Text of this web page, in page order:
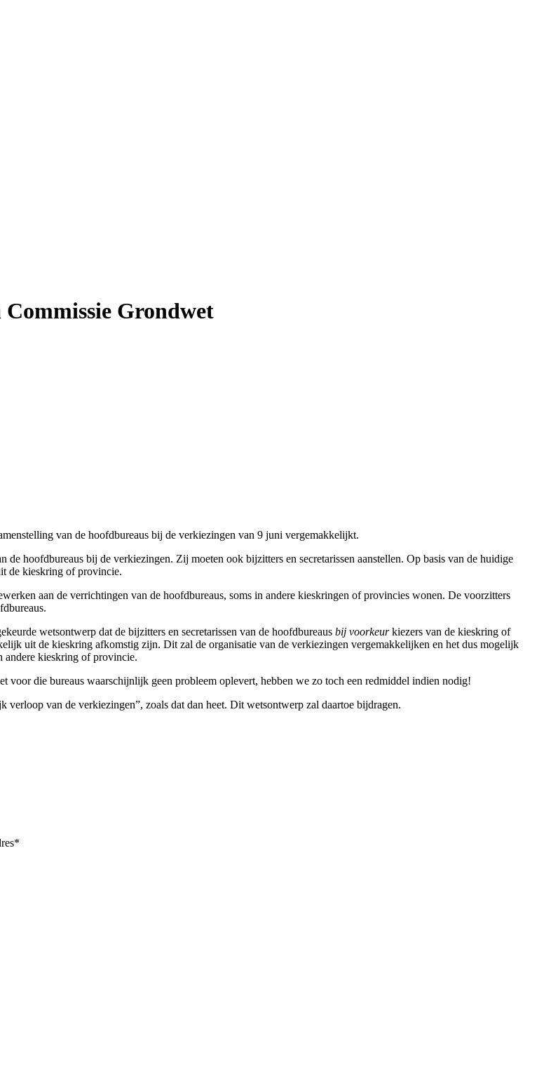
Grondwet
van de hoofdbureaus bij de verkiezingen van 9 juni vergemakkelijkt.
de hoofdbureaus bij de verkiezingen. Zij moeten ook bijzitters en secretarissen aanstellen. Op basis van de huidige
de kieskring of provincie.
aan de verrichtingen van de hoofdbureaus, soms in andere kieskringen of provincies wonen. De voorzitters
wetsontwerp dat de bijzitters en secretarissen van de hoofdbureaus bij voorkeurkiezers van de kieskring of
uit de kieskring afkomstig zijn. Dit zal de organisatie van de verkiezingen vergemakkelijken en het dus mogelijk
andere kieskring of provincie.
voor die bureaus waarschijnlijk geen probleem oplevert, hebben we zo toch een redmiddel indien nodig!
van de verkiezingen”, zoals dat dan heet. Dit wetsontwerp zal daartoe bijdragen.